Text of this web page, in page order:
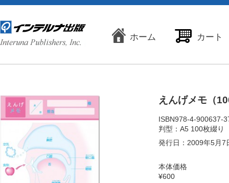
ホーム カート
えんげメモ（
ISBN978-4-900637-
判型：A5 100枚綴
発行日：2009年5月7
本体価格
¥600